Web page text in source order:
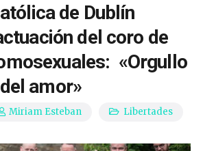
de Dublín
del coro de
«Orgullo
amor»
Miriam Esteban Libertades